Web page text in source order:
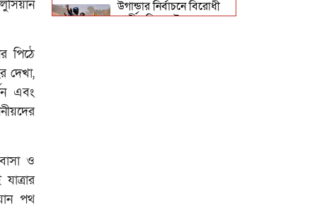
পিঠে
দেখা,
এবং
ও
পথ
উগান্ডার নির্বাচনে বিরোধী
প্রার্থী ববি ওয়াইনকে